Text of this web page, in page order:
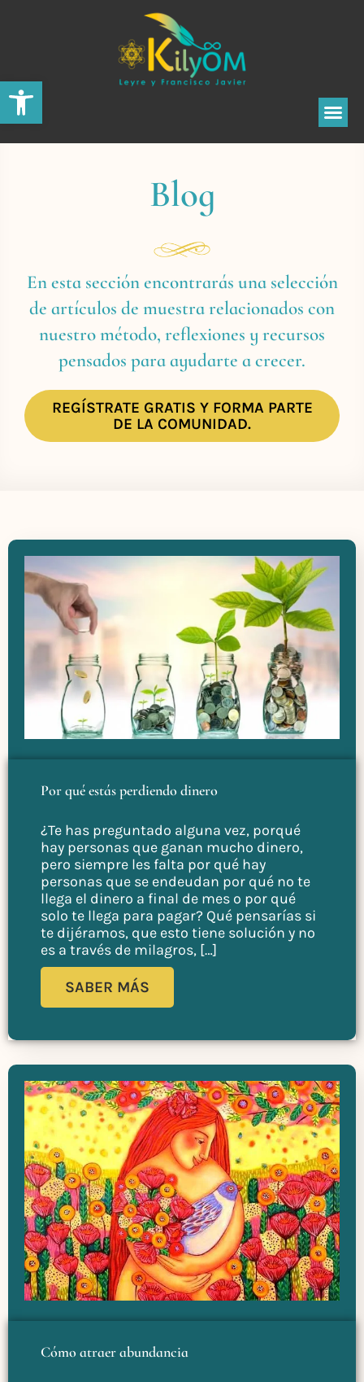
Abrir barra de herramientas
Blog
En esta sección encontrarás una selección
de artículos de muestra relacionados con
nuestro método, reflexiones y recursos
pensados para ayudarte a crecer.
REGÍSTRATE GRATIS Y FORMA PARTE
DE LA COMUNIDAD.
Por qué estás perdiendo dinero
¿Te has preguntado alguna vez, porqué
hay personas que ganan mucho dinero,
pero siempre les falta por qué hay
personas que se endeudan por qué no te
llega el dinero a final de mes o por qué
solo te llega para pagar? Qué pensarías si
te dijéramos, que esto tiene solución y no
es a través de milagros, […]
SABER MÁS
Cómo atraer abundancia